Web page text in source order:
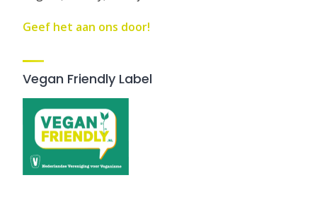
Geef het aan ons door!
Vegan Friendly Label